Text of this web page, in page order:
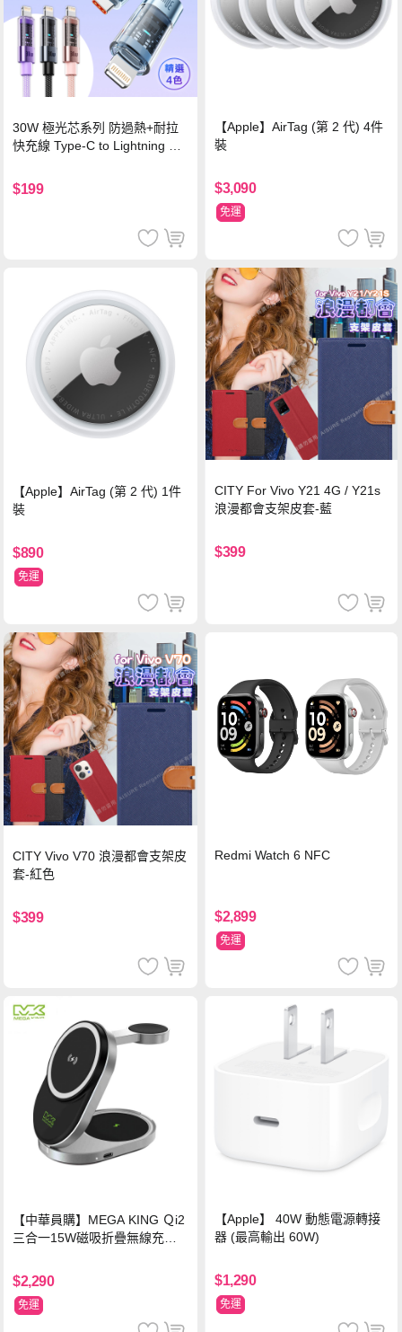
30W 極光芯系列 防過熱+耐拉
快充線 Type-C to Lightning 傳
$199
【Apple】AirTag (第 2 代) 4件
裝
$3,090
免運
【Apple】AirTag (第 2 代) 1件
裝
$890
免運
CITY For Vivo Y21 4G / Y21s
浪漫都會支架皮套-藍
$399
CITY Vivo V70 浪漫都會支架皮
套-紅色
$399
Redmi Watch 6 NFC
$2,899
免運
【中華員購】MEGA KING Ｑi2
三合一15W磁吸折疊無線充電
$2,290
免運
【Apple】 40W 動態電源轉接
器 (最高輸出 60W)
$1,290
免運